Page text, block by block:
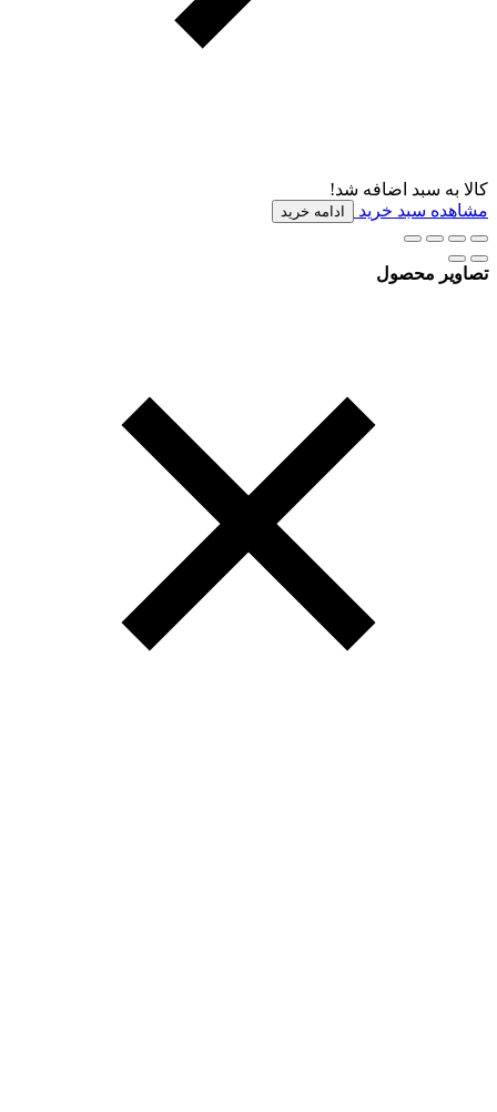
کالا به سبد اضافه شد!
مشاهده سبد خرید
ادامه خرید
تصاویر محصول